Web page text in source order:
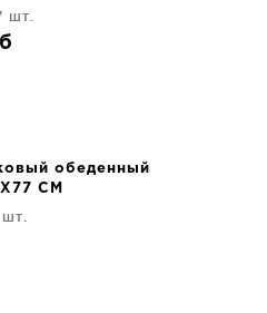
шт.
обеденный
CM